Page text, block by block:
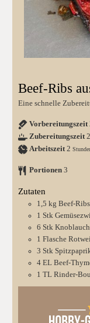
Beef-Ribs
Eine schnelle
Vorbereitungszeit
Zubereitungszeit 2
Arbeitszeit 2
Portionen 3
Zutaten
1,5 kg Beef-Ribs
1 Stk
6 Stk
1 Flasche
3 Stk
4 EL Beef-
1 TL Rinder-